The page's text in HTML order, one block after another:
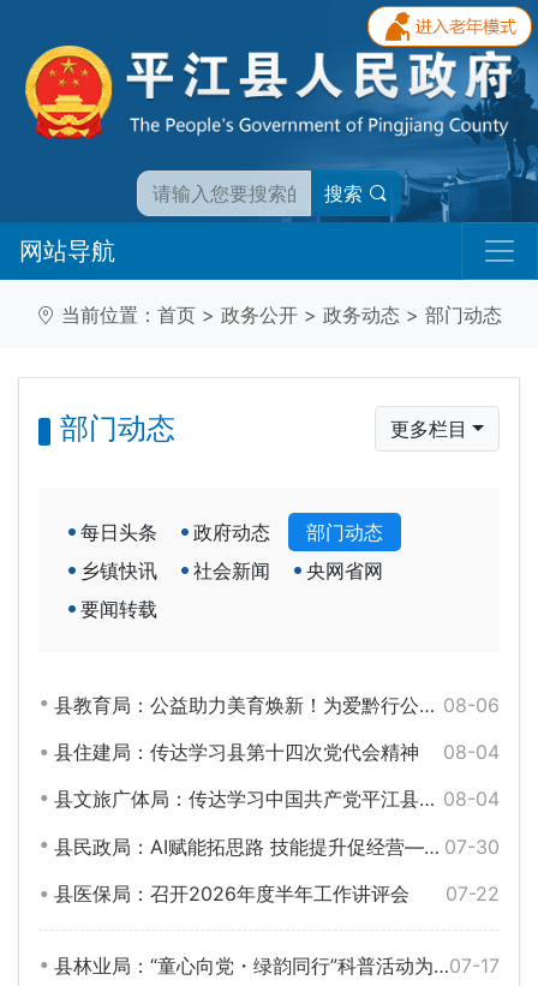
搜索
网站导航
当前位置： 首页 > 政务公开 > 政务动态 > 部门动态
部门动态 更多栏目
每日头条 政府动态
部门动态
乡镇快讯
社会新闻
央网省网
要闻转载
08-06
县教育局：公益助力美育焕新！为爱黔行公益组织翻新大桥中学薪火乐队基地
08-04
县住建局：传达学习县第十四次党代会精神
08-04
县文旅广体局：传达学习中国共产党平江县第十四次代表大会精神
07-30
县民政局：AI赋能拓思路 技能提升促经营——平江福彩开展新媒体暨营销技巧专题培训
07-22
县医保局：召开2026年度半年工作讲评会
07-17
县林业局：“童心向党・绿韵同行”科普活动为孩子们播撒“绿色种子”